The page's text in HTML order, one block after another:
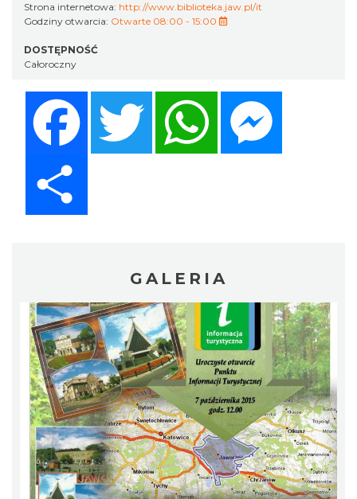
Strona internetowa: http://www.biblioteka.jaw.pl/it
Godziny otwarcia: Otwarte 08:00 - 15:00
DOSTĘPNOŚĆ
Całoroczny
Twitter WhatsApp
GALERIA